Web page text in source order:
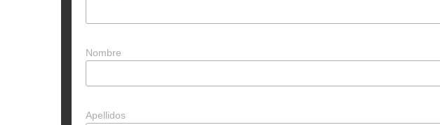
Nombre
Apellidos